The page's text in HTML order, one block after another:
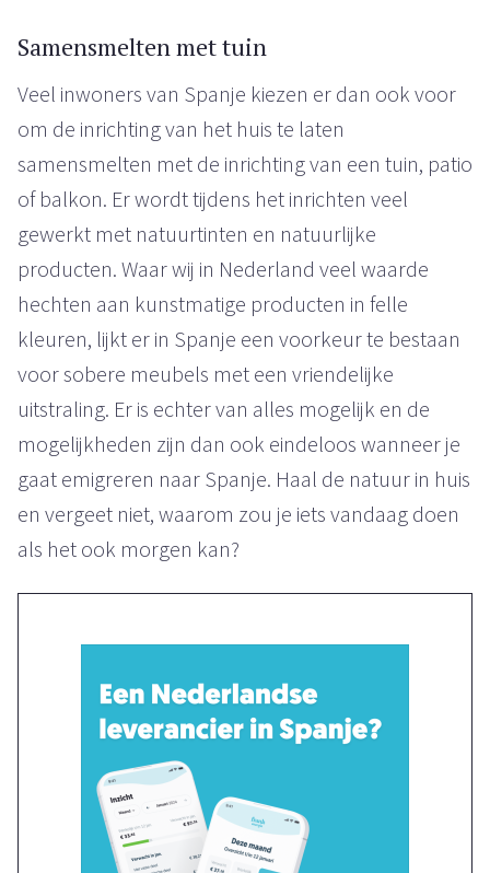
Samensmelten met tuin
Veel inwoners van Spanje kiezen er dan ook voor
om de inrichting van het huis te laten
samensmelten met de inrichting van een tuin, patio
of balkon. Er wordt tijdens het inrichten veel
gewerkt met natuurtinten en natuurlijke
producten. Waar wij in Nederland veel waarde
hechten aan kunstmatige producten in felle
kleuren, lijkt er in Spanje een voorkeur te bestaan
voor sobere meubels met een vriendelijke
uitstraling. Er is echter van alles mogelijk en de
mogelijkheden zijn dan ook eindeloos wanneer je
gaat emigreren naar Spanje. Haal de natuur in huis
en vergeet niet, waarom zou je iets vandaag doen
als het ook morgen kan?